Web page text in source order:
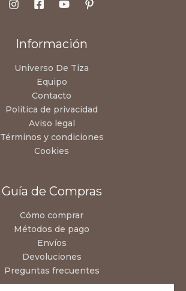
Información
Universo De Tiza
Equipo
Contacto
Política de privacidad
Aviso legal
Términos y condiciones
Cookies
Guía de Compras
Cómo comprar
Métodos de pago
Envíos
Devoluciones
Preguntas frecuentes